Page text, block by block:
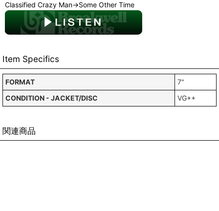
Classified Crazy Man→Some Other Time
Item Specifics
FORMAT
7"
CONDITION - JACKET/DISC
VG++
関連商品